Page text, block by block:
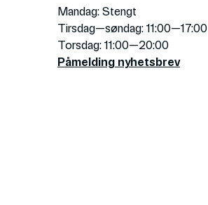
Mandag: Stengt
Tirsdag—søndag: 11:00—17:00
Torsdag: 11:00—20:00
Påmelding nyhetsbrev